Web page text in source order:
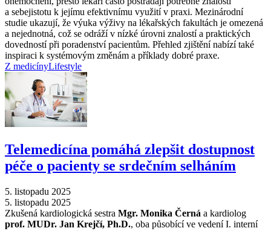
a sebejistotu k jejímu efektivnímu využití v praxi. Mezinárodní
studie ukazují, že výuka výživy na lékařských fakultách je omezená
a nejednotná, což se odráží v nízké úrovni znalostí a praktických
dovedností při poradenství pacientům. Přehled zjištění nabízí také
inspiraci k systémovým změnám a příklady dobré praxe.
Z medicínyLifestyle
Telemedicína pomáhá zlepšit dostupnost
péče o pacienty se srdečním selháním
5. listopadu 2025
5. listopadu 2025
Zkušená kardiologická sestra Mgr. Monika Černá a kardiolog
prof. MUDr. Jan Krejčí, Ph.D., oba působící ve vedení I. interní